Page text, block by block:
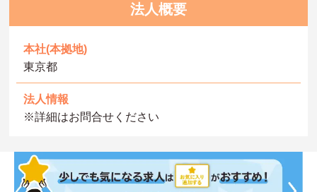
法人概要
本社(本拠地)
東京都
法人情報
※詳細はお問合せください